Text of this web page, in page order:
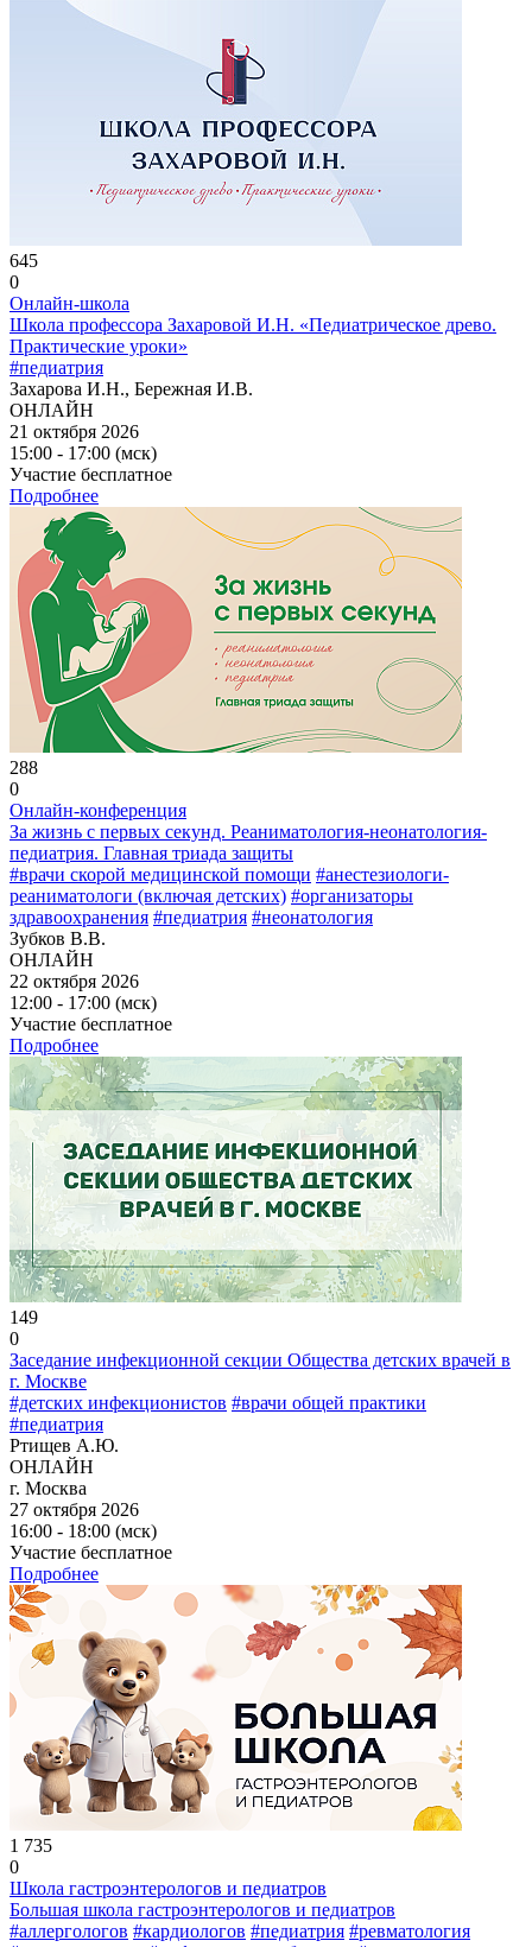
645
0
Онлайн-школа
Школа профессора Захаровой И.Н. «Педиатрическое древо.
Практические уроки»
#педиатрия
Захарова И.Н., Бережная И.В.
ОНЛАЙН
21 октября 2026
15:00 - 17:00 (мск)
Участие бесплатное
Подробнее
288
0
Онлайн-конференция
За жизнь с первых секунд. Реаниматология-неонатология-
педиатрия. Главная триада защиты
#врачи скорой медицинской помощи #анестезиологи-
реаниматологи (включая детских) #организаторы
здравоохранения #педиатрия #неонатология
Зубков В.В.
ОНЛАЙН
22 октября 2026
12:00 - 17:00 (мск)
Участие бесплатное
Подробнее
149
0
Заседание инфекционной секции Общества детских врачей в
г. Москве
#детских инфекционистов #врачи общей практики
#педиатрия
Ртищев А.Ю.
ОНЛАЙН
г. Москва
27 октября 2026
16:00 - 18:00 (мск)
Участие бесплатное
Подробнее
1 735
0
Школа гастроэнтерологов и педиатров
Большая школа гастроэнтерологов и педиатров
#аллергологов #кардиологов #педиатрия #ревматология